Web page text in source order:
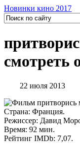
Новинки кино 2017
смотреть
22 июля 2013
Страна: Франция.
Режиссер: Давид
Время: 92 мин.
Рейтинг IMDb: 7,07.